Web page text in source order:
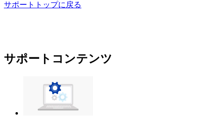
サポートトップに戻る
サポートコンテンツ